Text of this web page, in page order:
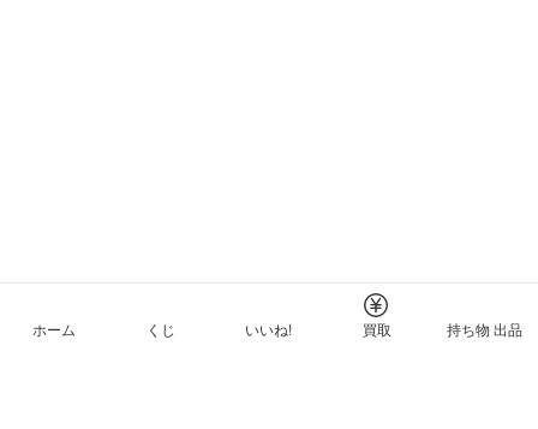
ホーム くじ いいね! 買取 持ち物 出品